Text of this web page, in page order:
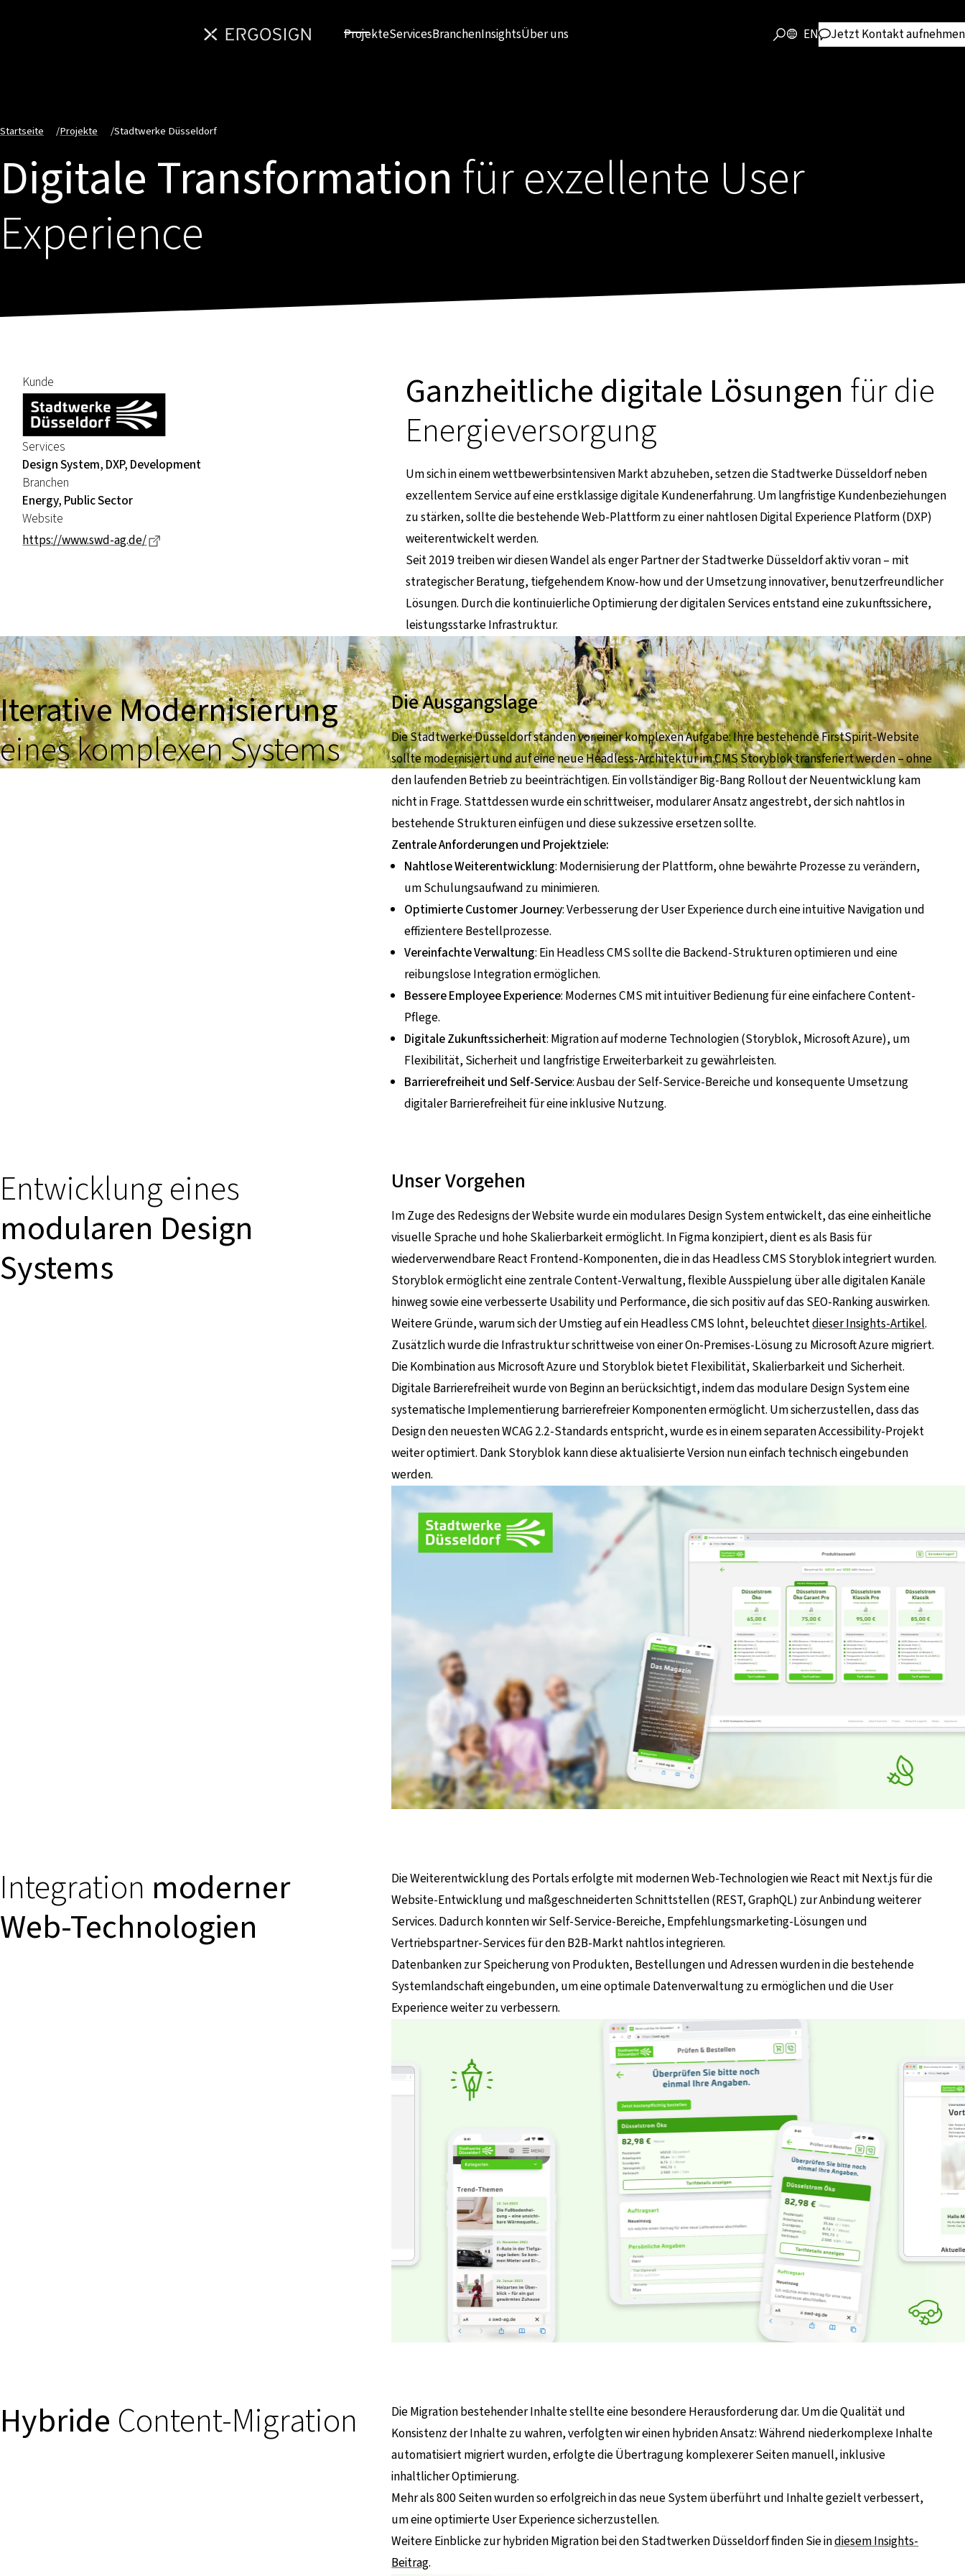
ProjekteServicesBranchenInsightsÜber uns EN Jetzt Kontakt aufnehmen
Startseite /Projekte /Stadtwerke Düsseldorf
Digitale Transformation für exzellente User
Experience
Kunde
Services
Design System, DXP, Development
Branchen
Energy, Public Sector
Website
https://www.swd-ag.de/
Ganzheitliche digitale Lösungen für die
Energieversorgung
Um sich in einem wettbewerbsintensiven Markt abzuheben, setzen die Stadtwerke Düsseldorf neben
exzellentem Service auf eine erstklassige digitale Kundenerfahrung. Um langfristige Kundenbeziehungen
zu stärken, sollte die bestehende Web-Plattform zu einer nahtlosen Digital Experience Platform (DXP)
weiterentwickelt werden.
Seit 2019 treiben wir diesen Wandel als enger Partner der Stadtwerke Düsseldorf aktiv voran – mit
strategischer Beratung, tiefgehendem Know-how und der Umsetzung innovativer, benutzerfreundlicher
Lösungen. Durch die kontinuierliche Optimierung der digitalen Services entstand eine zukunftssichere,
leistungsstarke Infrastruktur.
Iterative Modernisierung
eines komplexen Systems
Die Ausgangslage
Die Stadtwerke Düsseldorf standen vor einer komplexen Aufgabe: Ihre bestehende FirstSpirit-Website
sollte modernisiert und auf eine neue Headless-Architektur im CMS Storyblok transferiert werden – ohne
den laufenden Betrieb zu beeinträchtigen. Ein vollständiger Big-Bang Rollout der Neuentwicklung kam
nicht in Frage. Stattdessen wurde ein schrittweiser, modularer Ansatz angestrebt, der sich nahtlos in
bestehende Strukturen einfügen und diese sukzessive ersetzen sollte.
Zentrale Anforderungen und Projektziele:
Nahtlose Weiterentwicklung: Modernisierung der Plattform, ohne bewährte Prozesse zu verändern,
um Schulungsaufwand zu minimieren.
Optimierte Customer Journey: Verbesserung der User Experience durch eine intuitive Navigation und
effizientere Bestellprozesse.
Vereinfachte Verwaltung: Ein Headless CMS sollte die Backend-Strukturen optimieren und eine
reibungslose Integration ermöglichen.
Bessere Employee Experience: Modernes CMS mit intuitiver Bedienung für eine einfachere Content-
Pflege.
Digitale Zukunftssicherheit: Migration auf moderne Technologien (Storyblok, Microsoft Azure), um
Flexibilität, Sicherheit und langfristige Erweiterbarkeit zu gewährleisten.
Barrierefreiheit und Self-Service: Ausbau der Self-Service-Bereiche und konsequente Umsetzung
digitaler Barrierefreiheit für eine inklusive Nutzung.
Entwicklung eines
modularen Design
Systems
Unser Vorgehen
Im Zuge des Redesigns der Website wurde ein modulares Design System entwickelt, das eine einheitliche
visuelle Sprache und hohe Skalierbarkeit ermöglicht. In Figma konzipiert, dient es als Basis für
wiederverwendbare React Frontend-Komponenten, die in das Headless CMS Storyblok integriert wurden.
Storyblok ermöglicht eine zentrale Content-Verwaltung, flexible Ausspielung über alle digitalen Kanäle
hinweg sowie eine verbesserte Usability und Performance, die sich positiv auf das SEO-Ranking auswirken.
Weitere Gründe, warum sich der Umstieg auf ein Headless CMS lohnt, beleuchtetdieser Insights-Artikel.
Zusätzlich wurde die Infrastruktur schrittweise von einer On-Premises-Lösung zu Microsoft Azure migriert.
Die Kombination aus Microsoft Azure und Storyblok bietet Flexibilität, Skalierbarkeit und Sicherheit.
Digitale Barrierefreiheit wurde von Beginn an berücksichtigt, indem das modulare Design System eine
systematische Implementierung barrierefreier Komponenten ermöglicht. Um sicherzustellen, dass das
Design den neuesten WCAG 2.2-Standards entspricht, wurde es in einem separaten Accessibility-Projekt
weiter optimiert. Dank Storyblok kann diese aktualisierte Version nun einfach technisch eingebunden
werden.
Integration moderner
Web-Technologien
Die Weiterentwicklung des Portals erfolgte mit modernen Web-Technologien wie React mit Next.js für die
Website-Entwicklung und maßgeschneiderten Schnittstellen (REST, GraphQL) zur Anbindung weiterer
Services. Dadurch konnten wir Self-Service-Bereiche, Empfehlungsmarketing-Lösungen und
Vertriebspartner-Services für den B2B-Markt nahtlos integrieren.
Datenbanken zur Speicherung von Produkten, Bestellungen und Adressen wurden in die bestehende
Systemlandschaft eingebunden, um eine optimale Datenverwaltung zu ermöglichen und die User
Experience weiter zu verbessern.
Hybride Content-Migration
Die Migration bestehender Inhalte stellte eine besondere Herausforderung dar. Um die Qualität und
Konsistenz der Inhalte zu wahren, verfolgten wir einen hybriden Ansatz: Während niederkomplexe Inhalte
automatisiert migriert wurden, erfolgte die Übertragung komplexerer Seiten manuell, inklusive
inhaltlicher Optimierung.
Mehr als 800 Seiten wurden so erfolgreich in das neue System überführt und Inhalte gezielt verbessert,
um eine optimierte User Experience sicherzustellen.
Weitere Einblicke zur hybriden Migration bei den Stadtwerken Düsseldorf finden Sie indiesem Insights-
Beitrag.